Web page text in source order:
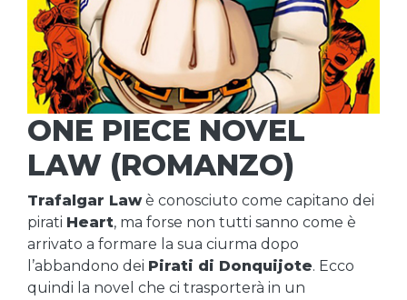
ONE PIECE NOVEL
LAW (ROMANZO)
Trafalgar Lawè conosciuto come capitano dei
pirati Heart, ma forse non tutti sanno come è
arrivato a formare la sua ciurma dopo
l’abbandono dei Pirati di Donquijote. Ecco
quindi la novel che ci trasporterà in un